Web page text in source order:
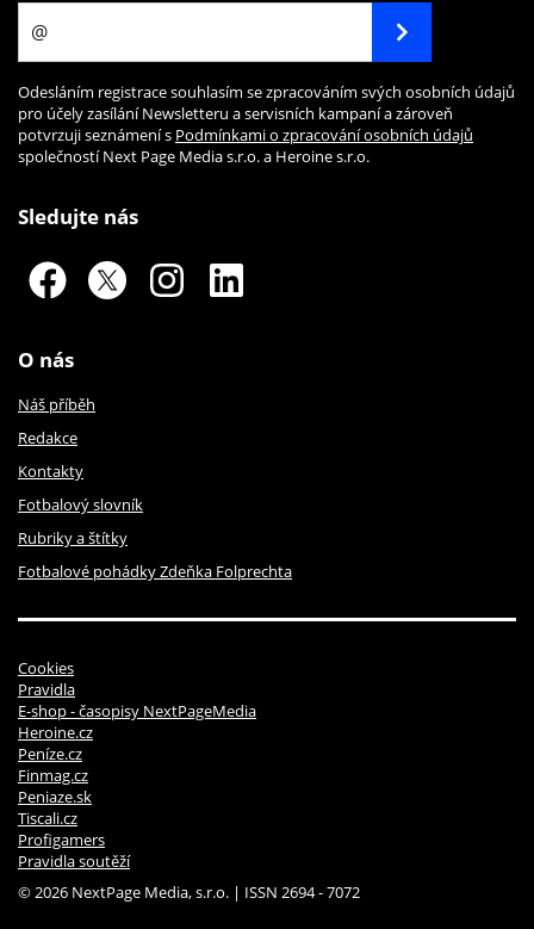
Odesláním registrace souhlasím se zpracováním svých osobních údajů
pro účely zasílání Newsletteru a servisních kampaní a zároveň
potvrzuji seznámení s Podmínkami o zpracování osobních údajů
společností Next Page Media s.r.o. a Heroine s.r.o.
Sledujte nás
O nás
Náš příběh
Redakce
Kontakty
Fotbalový slovník
Rubriky a štítky
Fotbalové pohádky Zdeňka Folprechta
Cookies
Pravidla
E-shop - časopisy NextPageMedia
Heroine.cz
Peníze.cz
Finmag.cz
Peniaze.sk
Tiscali.cz
Profigamers
Pravidla soutěží
© 2026 NextPage Media, s.r.o. | ISSN 2694 - 7072